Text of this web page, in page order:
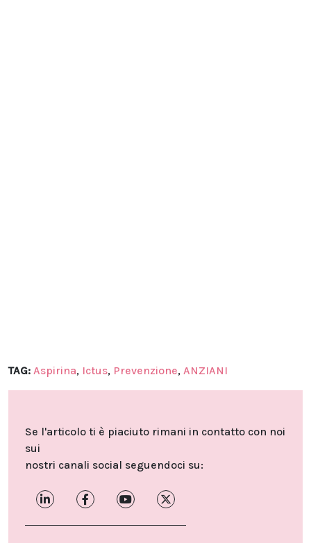
TAG: Aspirina, Ictus, Prevenzione, ANZIANI
Se l'articolo ti è piaciuto rimani in contatto con noi
sui
nostri canali social seguendoci su: